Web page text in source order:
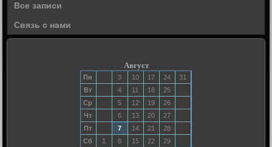
Все записи
Связь с нами
Август
Пн 3 10 17 24
31
Вт
4 11 18
25
Ср
5 12 19
26
Чт
6 13 20
27
Пт
7 14 21
28
Сб
1 8 15 22
29